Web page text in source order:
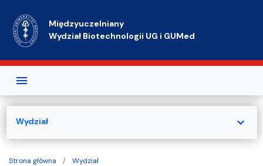
Międzyuczelniany
Wydział Biotechnologii UG i GUMed
Strona główna Wydział
Wydział expand_more